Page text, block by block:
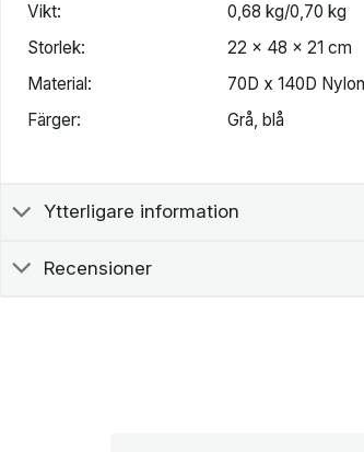
Vikt:
0,68 kg/0,70 kg
Storlek:
22 x 48 x 21 cm
Material:
70D x 140D
Färger:
Grå, blå
Ytterligare information
Recensioner